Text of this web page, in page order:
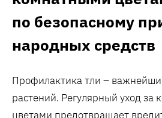
по безопасному
народных средств
Профилактика тли –
растений. Регулярный уход за
цветами предотвращает